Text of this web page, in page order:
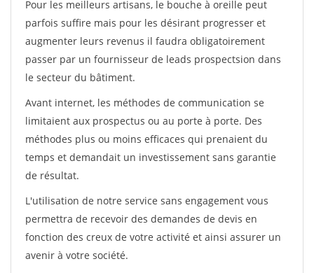
Pour les meilleurs artisans, le bouche à oreille peut
parfois suffire mais pour les désirant progresser et
augmenter leurs revenus il faudra obligatoirement
passer par un fournisseur de leads prospectsion dans
le secteur du bâtiment.
Avant internet, les méthodes de communication se
limitaient aux prospectus ou au porte à porte. Des
méthodes plus ou moins efficaces qui prenaient du
temps et demandait un investissement sans garantie
de résultat.
L'utilisation de notre service sans engagement vous
permettra de recevoir des demandes de devis en
fonction des creux de votre activité et ainsi assurer un
avenir à votre société.